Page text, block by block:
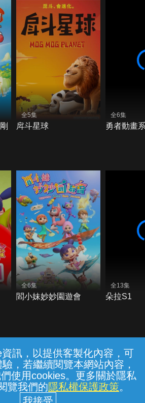
訊，以提供客製化內容，可
，若繼續閱覽本網站內容，
使用cookies。更多關於隱私
覽我們的隱私權保護政策。
全5集
戽斗星球
全6集
勇者動畫
全6集
閻小妹妙妙園遊會
全13集
朵拉S1
服 服務條款 隱私權保護
有限公司個人家庭分公司
{{notifyMsg}}